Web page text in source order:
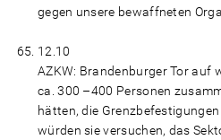
gegen unsere bewaffneten
12.10
AZKW: Brandenburger Tor auf
ca. 300 –400 Personen
hätten, die
würden sie versuchen, das